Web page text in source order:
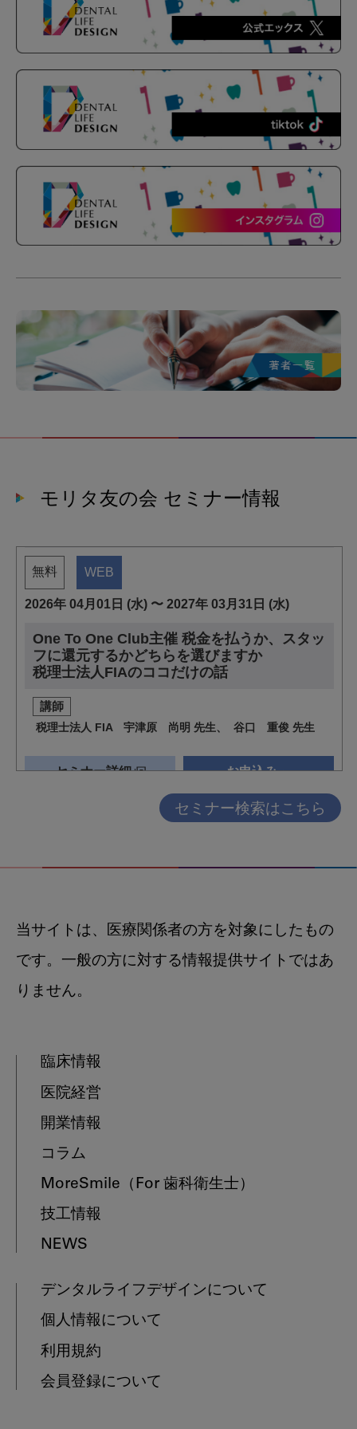
モリタ友の会 セミナー情報
セミナー検索はこちら
当サイトは、医療関係者の方を対象にしたもの
です。一般の方に対する情報提供サイトではあ
りません。
臨床情報
医院経営
開業情報
コラム
MoreSmile （For 歯科衛生士）
技工情報
NEWS
デンタルライフデザインについて
個人情報について
利用規約
会員登録について